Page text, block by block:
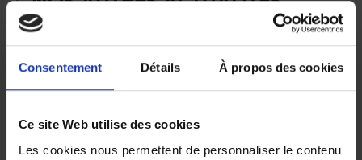
Consentement Détails À propos des cookies
Ce site Web utilise des cookies
Les cookies nous permettent de personnaliser le contenu
Nous sommes là pour vous accompagner et
Index égalité Hommes –